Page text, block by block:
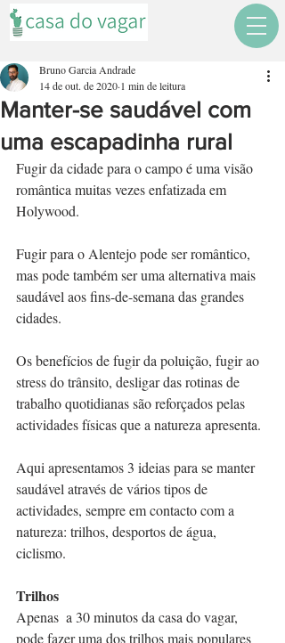
Manter-se saudável com
uma escapadinha rural
Bruno Garcia Andrade
14 de out. de 2020 1 min de leitura
Fugir da cidade para o campo é uma visão
romântica muitas vezes enfatizada em
Holywood.
Fugir para o Alentejo pode ser romântico,
mas pode também ser uma alternativa mais
saudável aos fins-de-semana das grandes
cidades.
Os benefícios de fugir da poluição, fugir ao
stress do trânsito, desligar das rotinas de
trabalho quotidianas são reforçados pelas
actividades físicas que a natureza apresenta.
Aqui apresentamos 3 ideias para se manter
saudável através de vários tipos de
actividades, sempre em contacto com a
natureza: trilhos, desportos de água,
ciclismo.
Trilhos
Apenas  a 30 minutos da casa do vagar,
pode fazer uma dos trilhos mais populares